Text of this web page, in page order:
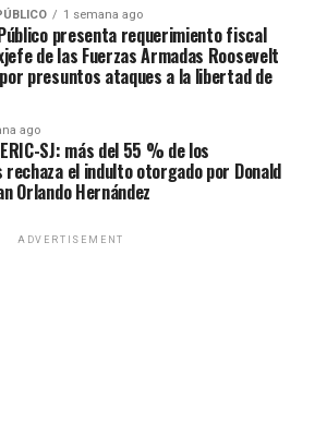
1 semana ago
presenta requerimiento fiscal
de las Fuerzas Armadas Roosevelt
presuntos ataques a la libertad de
ago
SJ: más del 55 % de los
rechaza el indulto otorgado por Donald
Orlando Hernández
ADVERTISEMENT